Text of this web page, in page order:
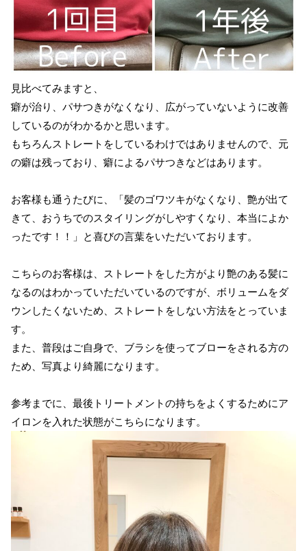
見比べてみますと、
癖が治り、パサつきがなくなり、広がっていないように改善
しているのがわかるかと思います。
もちろんストレートをしているわけではありませんので、元
の癖は残っており、癖によるパサつきなどはあります。
お客様も通うたびに、「髪のゴワツキがなくなり、艶が出て
きて、おうちでのスタイリングがしやすくなり、本当によか
ったです！！」と喜びの言葉をいただいております。
こちらのお客様は、ストレートをした方がより艶のある髪に
なるのはわかっていただいているのですが、ボリュームをダ
ウンしたくないため、ストレートをしない方法をとっていま
す。
また、普段はご自身で、ブラシを使ってブローをされる方の
ため、写真より綺麗になります。
参考までに、最後トリートメントの持ちをよくするためにア
イロンを入れた状態がこちらになります。